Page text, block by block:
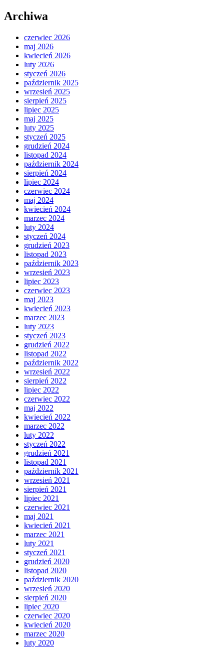
Archiwa
czerwiec 2026
maj 2026
kwiecień 2026
luty 2026
styczeń 2026
październik 2025
wrzesień 2025
sierpień 2025
lipiec 2025
maj 2025
luty 2025
styczeń 2025
grudzień 2024
listopad 2024
październik 2024
sierpień 2024
lipiec 2024
czerwiec 2024
maj 2024
kwiecień 2024
marzec 2024
luty 2024
styczeń 2024
grudzień 2023
listopad 2023
październik 2023
wrzesień 2023
lipiec 2023
czerwiec 2023
maj 2023
kwiecień 2023
marzec 2023
luty 2023
styczeń 2023
grudzień 2022
listopad 2022
październik 2022
wrzesień 2022
sierpień 2022
lipiec 2022
czerwiec 2022
maj 2022
kwiecień 2022
marzec 2022
luty 2022
styczeń 2022
grudzień 2021
listopad 2021
październik 2021
wrzesień 2021
sierpień 2021
lipiec 2021
czerwiec 2021
maj 2021
kwiecień 2021
marzec 2021
luty 2021
styczeń 2021
grudzień 2020
listopad 2020
październik 2020
wrzesień 2020
sierpień 2020
lipiec 2020
czerwiec 2020
kwiecień 2020
marzec 2020
luty 2020